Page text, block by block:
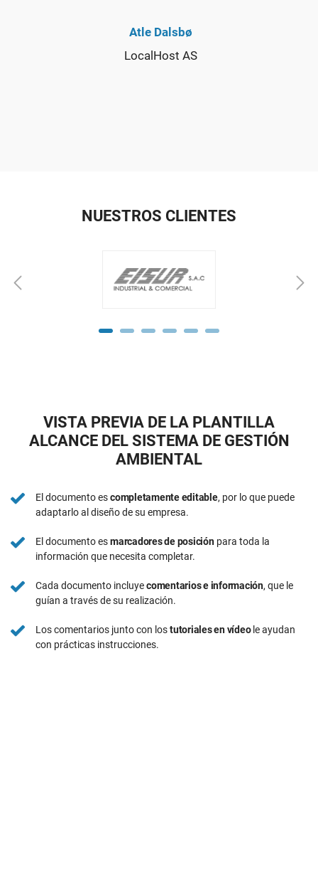
Atle Dalsbø
LocalHost AS
NUESTROS CLIENTES
VISTA PREVIA DE LA PLANTILLA
ALCANCE DEL SISTEMA DE GESTIÓN
AMBIENTAL
El documento escompletamente editable, por lo que puede
adaptarlo al diseño de su empresa.
El documento esmarcadores de posiciónpara toda la
información que necesita completar.
Cada documento incluyecomentarios e información, que le
guían a través de su realización.
Los comentarios junto con lostutoriales en vídeole ayudan
con prácticas instrucciones.